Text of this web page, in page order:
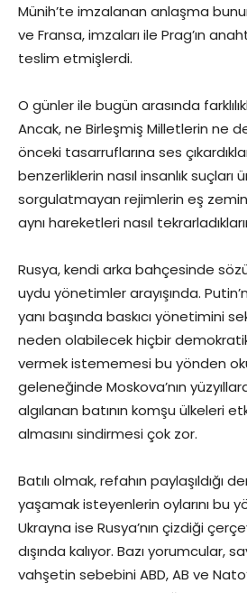
Münih’te imzalanan anlaşma
ve Fransa, imzaları ile Prag’ın
teslim etmişlerdi.
O günler ile bugün arasında
Ancak, ne Birleşmiş Milletlerin ne
önceki tasarruflarına ses
benzerliklerin nasıl insanlık
sorgulatmayan rejimlerin eş
aynı hareketleri nasıl
Rusya, kendi arka bahçesinde
uydu yönetimler arayışında.
yanı başında baskıcı yönetimini
neden olabilecek hiçbir
vermek istememesi bu yönden
geleneğinde Moskova’nın
algılanan batının komşu ülkeleri
almasını sindirmesi çok zor.
Batılı olmak, refahın paylaşıldığı
yaşamak isteyenlerin oylarını bu
Ukrayna ise Rusya’nın çizdiği
dışında kalıyor. Bazı yorumcular,
vahşetin sebebini ABD, AB ve